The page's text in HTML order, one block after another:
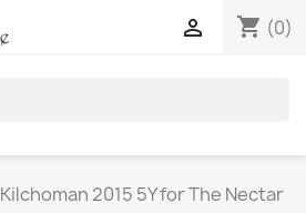
shopping_cart (0)

Kilchoman 2015 5Y for The Nectar